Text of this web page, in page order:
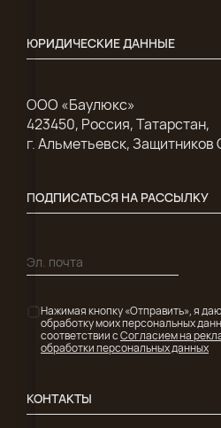
ЮРИДИЧЕСКИЕ ДАННЫЕ
ООО «Баулюкс»
423450, Россия, Татарстан,
г. Альметьевск, Защитников
ПОДПИСАТЬСЯ НА РАССЫЛКУ
Нажимая кнопку «Отправить», я
обработку моих персональных
соответствии сСогласием на
обработки персональных данных
КОНТАКТЫ